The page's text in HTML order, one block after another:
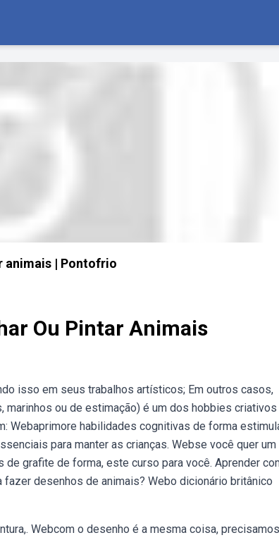
animais | Pontofrio
Ou Pintar Animais
isso em seus trabalhos artísticos; Em outros casos,
ou de estimação) é um dos hobbies criativos
Webaprimore habilidades cognitivas de forma
para manter as crianças. Webse você quer um
grafite de forma, este curso para você. Aprender
desenhos de animais? Webo dicionário britânico
Webcom o desenho é a mesma coisa, precisamos